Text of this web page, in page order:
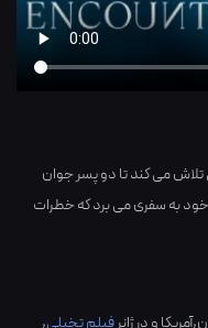
تلاش می کند تا دو پسر جوان
خود به سفری می برد که خطرات
و در ژانرفیلم تخیلی,